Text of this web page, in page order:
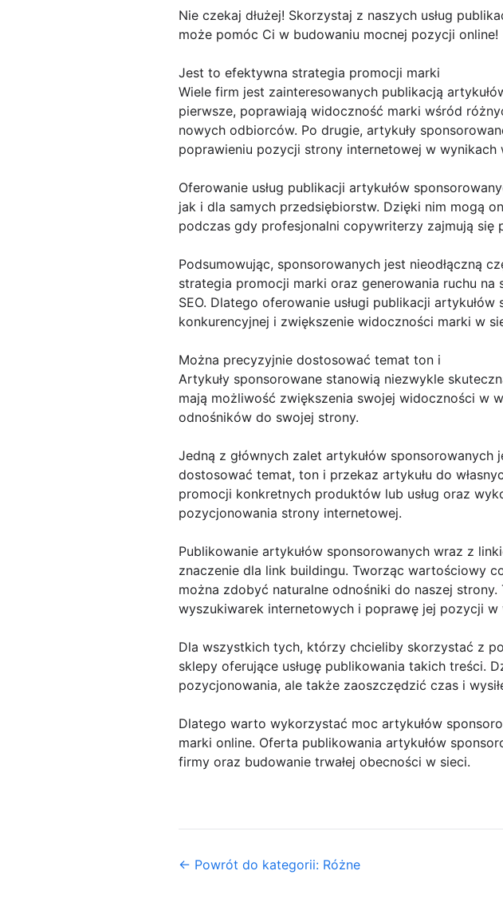
Nie czekaj dłużej! Skorzystaj z naszych usług
może pomóc Ci w budowaniu mocnej pozycji online!
Jest to efektywna strategia promocji marki
Wiele firm jest zainteresowanych publikacją
pierwsze, poprawiają widoczność marki wśród
nowych odbiorców. Po drugie, artykuły
poprawieniu pozycji strony internetowej w wynikach
Oferowanie usług publikacji artykułów
jak i dla samych przedsiębiorstw. Dzięki nim mogą
podczas gdy profesjonalni copywriterzy zajmują się
Podsumowując, sponsorowanych jest nieodłączną
strategia promocji marki oraz generowania ruchu
SEO. Dlatego oferowanie usługi publikacji
konkurencyjnej i zwiększenie widoczności marki w
Można precyzyjnie dostosować temat ton i
Artykuły sponsorowane stanowią niezwykle
mają możliwość zwiększenia swojej widoczności w
odnośników do swojej strony.
Jedną z głównych zalet artykułów
dostosować temat, ton i przekaz artykułu do
promocji konkretnych produktów lub usług oraz
pozycjonowania strony internetowej.
Publikowanie artykułów sponsorowanych wraz z
znaczenie dla link buildingu. Tworząc wartościowy
można zdobyć naturalne odnośniki do naszej
wyszukiwarek internetowych i poprawę jej pozycji w
Dla wszystkich tych, którzy chcieliby skorzystać z
sklepy oferujące usługę publikowania takich treści.
pozycjonowania, ale także zaoszczędzić czas i
Dlatego warto wykorzystać moc artykułów
marki online. Oferta publikowania artykułów
firmy oraz budowanie trwałej obecności w sieci.
← Powrót do kategorii: Różne